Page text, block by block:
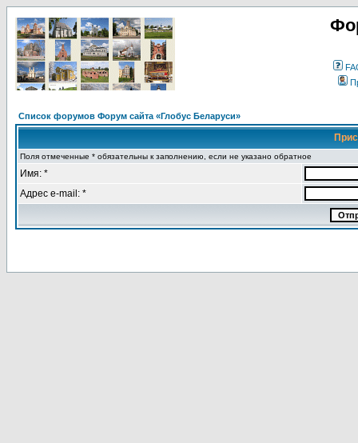
Список форумов Форум сайта «Глобус Беларуси»
Поля отмеченные * обязательны к заполнению, если не указано обратное
Имя: *
Адрес e-mail: *